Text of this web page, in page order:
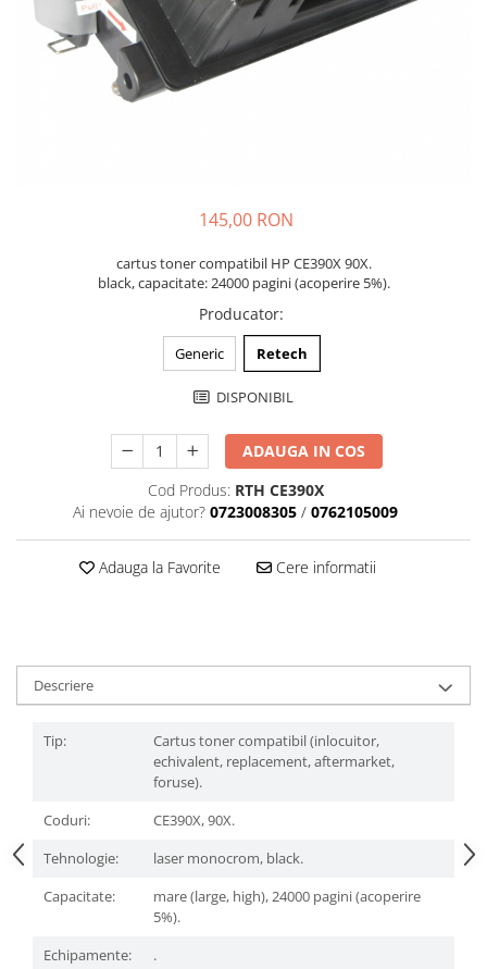
145,00 RON
cartus toner compatibil HP CE390X 90X.
black, capacitate: 24000 pagini (acoperire 5%).
Producator:
Generic Retech
DISPONIBIL
ADAUGA IN COS
Cod Produs: RTH CE390X
Ai nevoie de ajutor? 0723008305 / 0762105009
Adauga la Favorite Cere informatii
Descriere
Tip:
Cartus toner compatibil (inlocuitor,
echivalent, replacement, aftermarket,
foruse).
Coduri:
CE390X, 90X.
Tehnologie:
laser monocrom, black.
Capacitate:
mare (large, high), 24000 pagini (acoperire
5%).
Echipamente:
.